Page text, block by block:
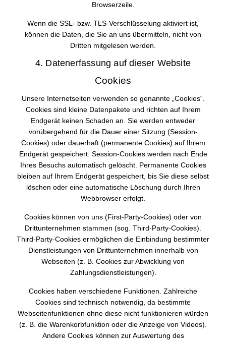
Browserzeile.
Wenn die SSL- bzw. TLS-Verschlüsselung aktiviert ist,
können die Daten, die Sie an uns übermitteln, nicht von
Dritten mitgelesen werden.
4. Datenerfassung auf dieser Website
Cookies
Unsere Internetseiten verwenden so genannte „Cookies“.
Cookies sind kleine Datenpakete und richten auf Ihrem
Endgerät keinen Schaden an. Sie werden entweder
vorübergehend für die Dauer einer Sitzung (Session-
Cookies) oder dauerhaft (permanente Cookies) auf Ihrem
Endgerät gespeichert. Session-Cookies werden nach Ende
Ihres Besuchs automatisch gelöscht. Permanente Cookies
bleiben auf Ihrem Endgerät gespeichert, bis Sie diese selbst
löschen oder eine automatische Löschung durch Ihren
Webbrowser erfolgt.
Cookies können von uns (First-Party-Cookies) oder von
Drittunternehmen stammen (sog. Third-Party-Cookies).
Third-Party-Cookies ermöglichen die Einbindung bestimmter
Dienstleistungen von Drittunternehmen innerhalb von
Webseiten (z. B. Cookies zur Abwicklung von
Zahlungsdienstleistungen).
Cookies haben verschiedene Funktionen. Zahlreiche
Cookies sind technisch notwendig, da bestimmte
Webseitenfunktionen ohne diese nicht funktionieren würden
(z. B. die Warenkorbfunktion oder die Anzeige von Videos).
Andere Cookies können zur Auswertung des